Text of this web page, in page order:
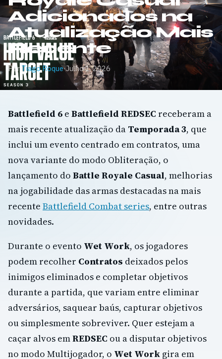
Adicionados na
Atualização Mais
Recente
Por Tiago Roque·Julho 1, 2026
Battlefield 6 e Battlefield REDSEC receberam a
mais recente atualização da Temporada 3, que
inclui um evento centrado em contratos, uma
nova variante do modo Obliteração, o
lançamento do Battle Royale Casual, melhorias
na jogabilidade das armas destacadas na mais
recente Battlefield Combat series, entre outras
novidades.
Durante o evento Wet Work, os jogadores
podem recolher Contratos deixados pelos
inimigos eliminados e completar objetivos
durante a partida, que variam entre eliminar
adversários, saquear baús, capturar objetivos
ou simplesmente sobreviver. Quer estejam a
caçar alvos emREDSEC ou a disputar objetivos
no modo Multijogador, o Wet Work gira em